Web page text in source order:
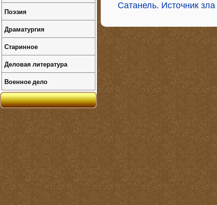
Сатанель. Источник зла
Поэзия
Драматургия
Старинное
Деловая литература
Военное дело